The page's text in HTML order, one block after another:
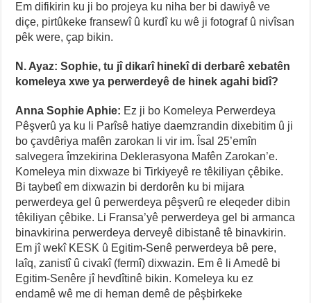
Em difikirin ku ji bo projeya ku niha ber bi dawiyê ve
diçe, pirtûkeke fransewî û kurdî ku wê ji fotograf û nivîsan
pêk were, çap bikin.
N. Ayaz: Sophie, tu jî dikarî hinekî di derbarê xebatên
komeleya xwe ya perwerdeyê de hinek agahi bidî?
Anna Sophie Aphie: Ez ji bo Komeleya Perwerdeya
Pêşverû ya ku li Parîsê hatiye daemzrandin dixebitim û ji
bo çavdêriya mafên zarokan li vir im. Îsal 25’emîn
salvegera îmzekirina Deklerasyona Mafên Zarokan’e.
Komeleya min dixwaze bi Tirkiyeyê re têkiliyan çêbike.
Bi taybetî em dixwazin bi derdorên ku bi mijara
perwerdeya gel û perwerdeya pêşverû re eleqeder dibin
têkiliyan çêbike. Li Fransa’yê perwerdeya gel bi armanca
binavkirina perwerdeya derveyê dibistanê tê binavkirin.
Em jî wekî KESK û Egitim-Senê perwerdeya bê pere,
laîq, zanistî û civakî (fermî) dixwazin. Em ê li Amedê bi
Egitim-Senêre jî hevdîtinê bikin. Komeleya ku ez
endamê wê me di heman demê de pêşbirkeke